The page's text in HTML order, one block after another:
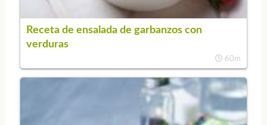
Receta de ensalada de garbanzos con
verduras
60m